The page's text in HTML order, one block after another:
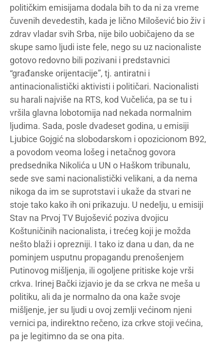
političkim emisijama dodala bih to da ni za vreme
čuvenih devedestih, kada je lično Milošević bio živ i
zdrav vladar svih Srba, nije bilo uobičajeno da se
skupe samo ljudi iste fele, nego su uz nacionaliste
gotovo redovno bili pozivani i predstavnici
“građanske orijentacije”, tj. antiratni i
antinacionalistički aktivisti i političari. Nacionalisti
su harali najviše na RTS, kod Vučelića, pa se tu i
vršila glavna lobotomija nad nekada normalnim
ljudima. Sada, posle dvadeset godina, u emisiji
Ljubice Gojgić na slobodarskom i opozicionom B92,
a povodom veoma lošeg i netačnog govora
predsednika Nikolića u UN o Haškom tribunalu,
sede sve sami nacionalistički velikani, a da nema
nikoga da im se suprotstavi i ukaže da stvari ne
stoje tako kako ih oni prikazuju. U nedelju, u emisiji
Stav na Prvoj TV Bujošević poziva dvojicu
Koštuničinih nacionalista, i trećeg koji je možda
nešto blaži i oprezniji. I tako iz dana u dan, da ne
pominjem usputnu propagandu prenošenjem
Putinovog mišljenja, ili ogoljene pritiske koje vrši
crkva. Irinej Bački izjavio je da se crkva ne meša u
politiku, ali da je normalno da ona kaže svoje
mišljenje, jer su ljudi u ovoj zemlji većinom njeni
vernici pa, indirektno rečeno, iza crkve stoji većina,
pa je legitimno da se ona pita.